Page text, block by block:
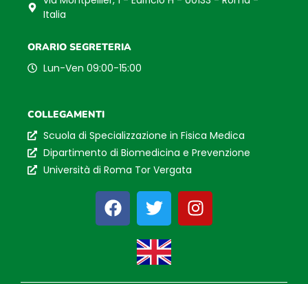
Italia
ORARIO SEGRETERIA
Lun-Ven 09:00-15:00
COLLEGAMENTI
Scuola di Specializzazione in Fisica Medica
Dipartimento di Biomedicina e Prevenzione
Università di Roma Tor Vergata